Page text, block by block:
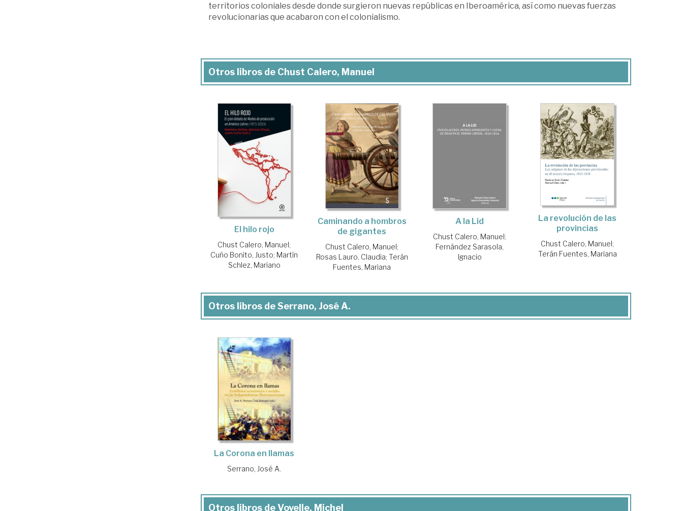
territorios coloniales desde donde surgieron nuevas repúblicas en Iberoamérica, así como nuevas fuerzas
revolucionarias que acabaron con el colonialismo.
Otros libros de Chust Calero, Manuel
El hilo rojo
Chust Calero, Manuel;
Cuño Bonito, Justo; Martín
Schlez, Mariano
Caminando a hombros
de gigantes
Chust Calero, Manuel ;
Rosas Lauro, Claudia; Terán
Fuentes, Mariana
A la Lid
Chust Calero, Manuel;
Fernández Sarasola,
Ignacio
La revolución de las
provincias
Chust Calero, Manuel;
Terán Fuentes, Mariana
Otros libros de Serrano, José A.
La Corona en llamas
Serrano, José A.
Otros libros de Vovelle, Michel